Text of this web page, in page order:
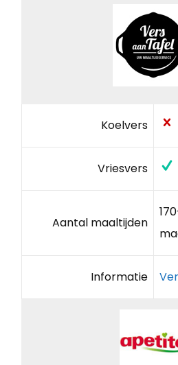
Koelvers
Vriesvers
Aantal maaltijden
Informatie